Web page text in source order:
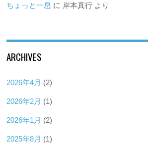
ちょっと一息 に 岸本真行 より
ARCHIVES
2026年4月 (2)
2026年2月 (1)
2026年1月 (2)
2025年8月 (1)